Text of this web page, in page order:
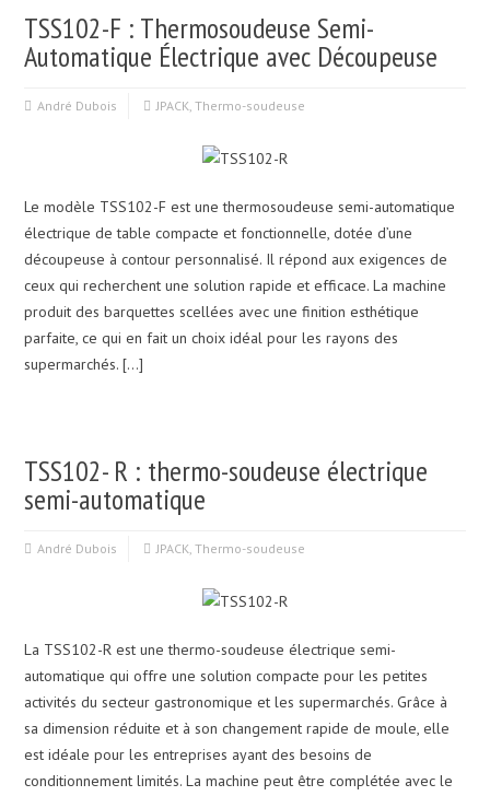
TSS102-F : Thermosoudeuse Semi-
Automatique Électrique avec Découpeuse
André Dubois JPACK,Thermo-soudeuse
Le modèle TSS102-F est une thermosoudeuse semi-automatique
électrique de table compacte et fonctionnelle, dotée d’une
découpeuse à contour personnalisé. Il répond aux exigences de
ceux qui recherchent une solution rapide et efficace. La machine
produit des barquettes scellées avec une finition esthétique
parfaite, ce qui en fait un choix idéal pour les rayons des
supermarchés. […]
TSS102- R : thermo-soudeuse électrique
semi-automatique
André Dubois JPACK,Thermo-soudeuse
La TSS102-R est une thermo-soudeuse électrique semi-
automatique qui offre une solution compacte pour les petites
activités du secteur gastronomique et les supermarchés. Grâce à
sa dimension réduite et à son changement rapide de moule, elle
est idéale pour les entreprises ayant des besoins de
conditionnement limités. La machine peut être complétée avec le